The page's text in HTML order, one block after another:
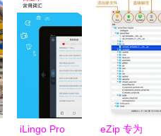
松实现中文
界面与常见
开发工具汉
化指南
墙，Briar靠
Tor凿开了
一道缝隙
iLingo Pro
eZip 专为